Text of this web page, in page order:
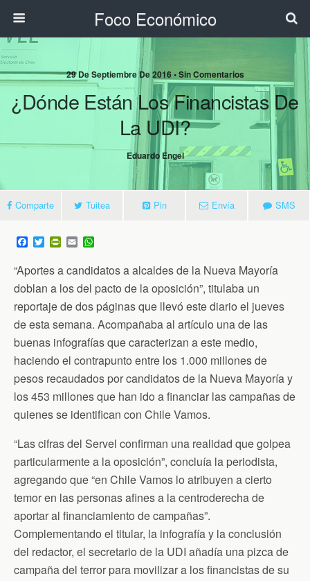
Foco Económico
29 De Septiembre De 2016 • Sin Comentarios
¿Dónde Están Los Financistas De
La UDI?
Eduardo Engel
Comparte Tuitea Pin Envía SMS
F
a
e
b
o
o
k
T
w
t
t
e
r
P
n
t
F
r
i
e
n
l
y
E
m
i
l
a
t
s
A
p
p
“Aportes a candidatos a alcaldes de la Nueva Mayoría
doblan a los del pacto de la oposición”, titulaba un
reportaje de dos páginas que llevó este diario el jueves
de esta semana. Acompañaba al artículo una de las
buenas infografías que caracterizan a este medio,
haciendo el contrapunto entre los 1.000 millones de
pesos recaudados por candidatos de la Nueva Mayoría y
los 453 millones que han ido a financiar las campañas de
quienes se identifican con Chile Vamos.
“Las cifras del Servel confirman una realidad que golpea
particularmente a la oposición”, concluía la periodista,
agregando que “en Chile Vamos lo atribuyen a cierto
temor en las personas afines a la centroderecha de
aportar al financiamiento de campañas”.
Complementando el titular, la infografía y la conclusión
del redactor, el secretario de la UDI añadía una pizca de
campaña del terror para movilizar a los financistas de su